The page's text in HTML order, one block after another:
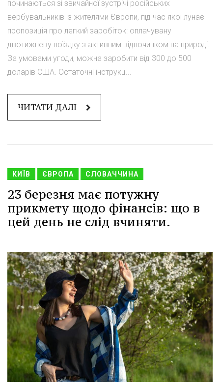
починаються зі звичайної зустрічі російських
вербувальників із жителями Європи, під час якої лунає
пропозиція про легкий заробіток: оплачувану
двотижневу поїздку з активним відпочинком на природі.
За умовами угоди, можна заробити від 300 до 500
доларів США. Остаточні інструкц...
ЧИТАТИ ДАЛІ
КИЇВ ЄВРОПА СЛОВАЧЧИНА
23 березня має потужну
прикмету щодо фінансів: що в
цей день не слід вчиняти.